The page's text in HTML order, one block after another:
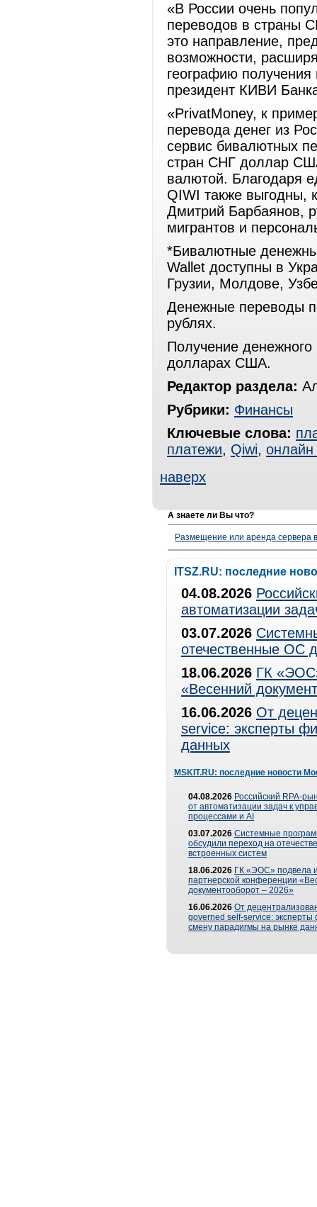
«В России очень
переводов в страны
это направление,
возможности,
географию
президент КИВИ
«PrivatMoney, к
перевода денег из
сервис бивалютных
стран СНГ доллар
валютой. Благодаря
QIWI также выгодны,
Дмитрий Барбаянов,
мигрантов и
*Бивалютные
Wallet доступны в
Грузии, Молдове,
Денежные переводы
рублях.
Получение денежного
долларах США.
Редактор раздела:
Рубрики: Финансы
Ключевые слова:
платежи, Qiwi,
наверх
А знаете ли Вы что?
Размещение или аренда сервера
ITSZ.RU: последние
04.08.2026
автоматизации
03.07.2026
отечественные ОС
18.06.2026 ГК
«Весенний
16.06.2026 От
service: эксперты
данных
MSKIT.RU: последние новости
04.08.2026 Российский RPA-
от автоматизации задач к
процессами и AI
03.07.2026 Системные
обсудили переход на
встроенных систем
18.06.2026 ГК «ЭОС» подвела
партнерской конференции
документооборот – 2026»
16.06.2026 От
governed self-service: эксперты
смену парадигмы на рынке